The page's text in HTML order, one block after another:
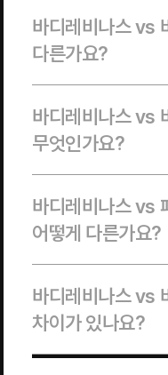
바디레비나스 vs
다른가요?
바디레비나스 vs
무엇인가요?
바디레비나스 vs
어떻게 다른가요?
바디레비나스 vs
차이가 있나요?